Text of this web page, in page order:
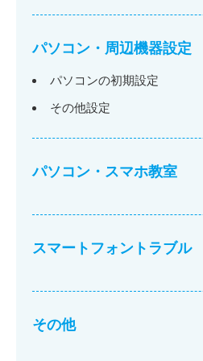
パソコン・周辺機器設定
パソコンの初期設定
その他設定
パソコン・スマホ教室
スマートフォントラブル
その他